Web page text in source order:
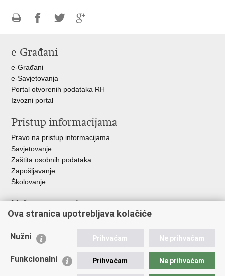
FacebookuTwitteru
e-Građani
e-Građani
e-Savjetovanja
Portal otvorenih podataka RH
Izvozni portal
Pristup informacijama
Pravo na pristup informacijama
Savjetovanje
Zaštita osobnih podataka
Zapošljavanje
Školovanje
Važne poveznice
Ministarstvo unutarnjih poslova
Udruge
Policijska akademija
Ova stranica upotrebljava kolačiće
Nužni Prihvaćam Ne prihvaćam
Funkcionalni Prihvaćam Ne prihvaćam